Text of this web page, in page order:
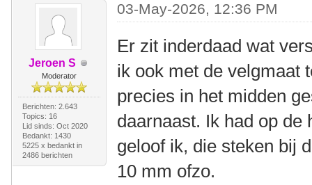
Jeroen S
Moderator
Berichten: 2.643
Topics: 16
Lid sinds: Oct 2020
Bedankt: 1430
5225 x bedankt in
2486 berichten
03-May-2026, 12:36 PM
Er zit inderdaad wat
ik ook met de velgmaat
precies in het midden
daarnaast. Ik had op de
geloof ik, die steken bij
10 mm ofzo.